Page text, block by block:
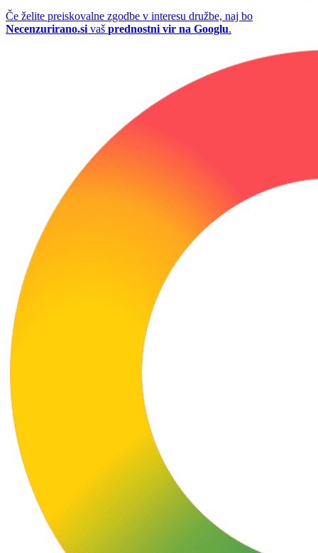
Če želite preiskovalne zgodbe v interesu družbe, naj bo
Necenzurirano.si vaš prednostni vir na Googlu.